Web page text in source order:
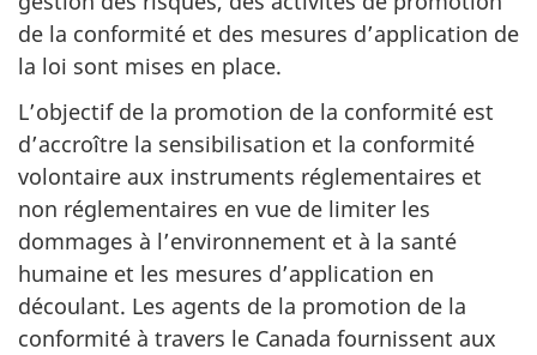
de la conformité et des mesures d’application de
la loi sont mises en place.
L’objectif de la promotion de la conformité est
d’accroître la sensibilisation et la conformité
volontaire aux instruments réglementaires et
non réglementaires en vue de limiter les
dommages à l’environnement et à la santé
humaine et les mesures d’application en
découlant. Les agents de la promotion de la
conformité à travers le Canada fournissent aux